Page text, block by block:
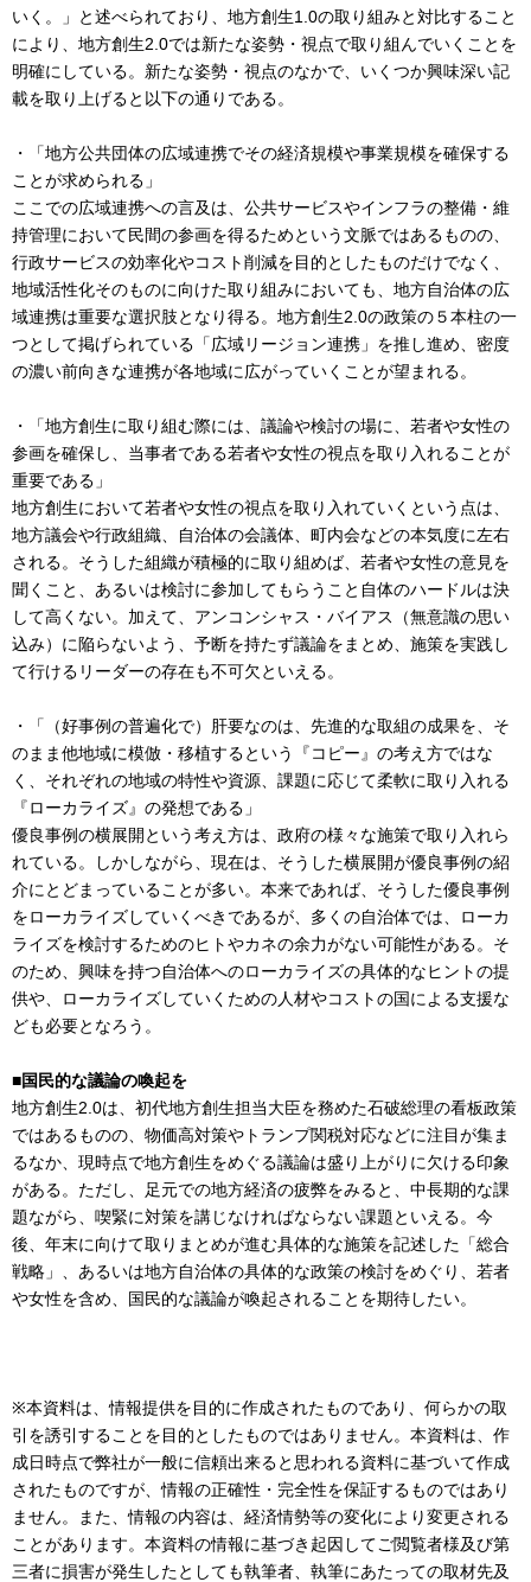
いく。」と述べられており、地方創生1.0の取り組みと対比すること
により、地方創生2.0では新たな姿勢・視点で取り組んでいくことを
明確にしている。新たな姿勢・視点のなかで、いくつか興味深い記
載を取り上げると以下の通りである。
・「地方公共団体の広域連携でその経済規模や事業規模を確保する
ことが求められる」
ここでの広域連携への言及は、公共サービスやインフラの整備・維
持管理において民間の参画を得るためという文脈ではあるものの、
行政サービスの効率化やコスト削減を目的としたものだけでなく、
地域活性化そのものに向けた取り組みにおいても、地方自治体の広
域連携は重要な選択肢となり得る。地方創生2.0の政策の５本柱の一
つとして掲げられている「広域リージョン連携」を推し進め、密度
の濃い前向きな連携が各地域に広がっていくことが望まれる。
・「地方創生に取り組む際には、議論や検討の場に、若者や女性の
参画を確保し、当事者である若者や女性の視点を取り入れることが
重要である」
地方創生において若者や女性の視点を取り入れていくという点は、
地方議会や行政組織、自治体の会議体、町内会などの本気度に左右
される。そうした組織が積極的に取り組めば、若者や女性の意見を
聞くこと、あるいは検討に参加してもらうこと自体のハードルは決
して高くない。加えて、アンコンシャス・バイアス（無意識の思い
込み）に陥らないよう、予断を持たず議論をまとめ、施策を実践し
て行けるリーダーの存在も不可欠といえる。
・「（好事例の普遍化で）肝要なのは、先進的な取組の成果を、そ
のまま他地域に模倣・移植するという『コピー』の考え方ではな
く、それぞれの地域の特性や資源、課題に応じて柔軟に取り入れる
『ローカライズ』の発想である」
優良事例の横展開という考え方は、政府の様々な施策で取り入れら
れている。しかしながら、現在は、そうした横展開が優良事例の紹
介にとどまっていることが多い。本来であれば、そうした優良事例
をローカライズしていくべきであるが、多くの自治体では、ローカ
ライズを検討するためのヒトやカネの余力がない可能性がある。そ
のため、興味を持つ自治体へのローカライズの具体的なヒントの提
供や、ローカライズしていくための人材やコストの国による支援な
ども必要となろう。
■国民的な議論の喚起を
地方創生2.0は、初代地方創生担当大臣を務めた石破総理の看板政策
ではあるものの、物価高対策やトランプ関税対応などに注目が集ま
るなか、現時点で地方創生をめぐる議論は盛り上がりに欠ける印象
がある。ただし、足元での地方経済の疲弊をみると、中長期的な課
題ながら、喫緊に対策を講じなければならない課題といえる。今
後、年末に向けて取りまとめが進む具体的な施策を記述した「総合
戦略」、あるいは地方自治体の具体的な政策の検討をめぐり、若者
や女性を含め、国民的な議論が喚起されることを期待したい。
※本資料は、情報提供を目的に作成されたものであり、何らかの取
引を誘引することを目的としたものではありません。本資料は、作
成日時点で弊社が一般に信頼出来ると思われる資料に基づいて作成
されたものですが、情報の正確性・完全性を保証するものではあり
ません。また、情報の内容は、経済情勢等の変化により変更される
ことがあります。本資料の情報に基づき起因してご閲覧者様及び第
三者に損害が発生したとしても執筆者、執筆にあたっての取材先及